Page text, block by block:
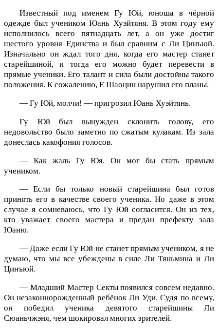
Известный под именем Гу Юй, юноша в чёрной
одежде был учеником Юань Хуэйтяня. В этом году ему
исполнилось всего пятнадцать лет, а он уже достиг
шестого уровня Единства и был сравним с Ли Цинъюй.
Изначально он ждал того дня, когда его мастер станет
старейшиной, и тогда его можно будет перевести в
прямые ученики. Его талант и сила были достойны такого
положения. К сожалению, Е Шаоцин нарушил его планы.
— Гу Юй, молчи! — пригрозил Юань Хуэйтянь.
Гу Юй был вынужден склонить голову, его
недовольство было заметно по сжатым кулакам. Из зала
донеслась какофония голосов.
— Как жаль Гу Юя. Он мог бы стать прямым
учеником.
— Если бы только новый старейшина был готов
принять его в качестве своего ученика. Но даже в этом
случае я сомневаюсь, что Гу Юй согласится. Он из тех,
кто уважает своего мастера и предан префекту зала
Юаню.
— Даже если Гу Юй не станет прямым учеником, я не
думаю, что мы все убеждены в силе Ли Тяньмина и Ли
Цинъюй.
— Младший Мастер Секты появился совсем недавно.
Он незаконнорожденный ребёнок Ли Уди. Судя по всему,
он победил ученика девятого старейшины Ли
Сюаньчжэня, чем шокировал многих зрителей.